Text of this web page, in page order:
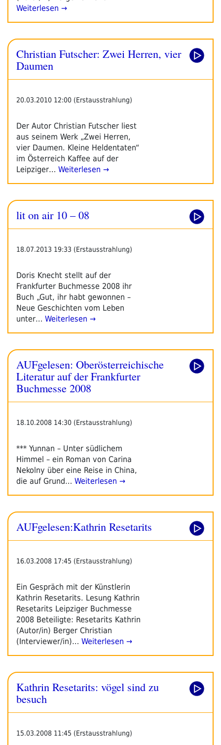
Weiterlesen →
Christian Futscher: Zwei Herren, vier
Daumen
20.03.2010 12:00 (Erstausstrahlung)
Der Autor Christian Futscher liest
aus seinem Werk „Zwei Herren,
vier Daumen. Kleine Heldentaten“
im Österreich Kaffee auf der
Leipziger… Weiterlesen →
lit on air 10 – 08
18.07.2013 19:33 (Erstausstrahlung)
Doris Knecht stellt auf der
Frankfurter Buchmesse 2008 ihr
Buch „Gut, ihr habt gewonnen –
Neue Geschichten vom Leben
unter… Weiterlesen →
AUFgelesen: Oberösterreichische
Literatur auf der Frankfurter
Buchmesse 2008
18.10.2008 14:30 (Erstausstrahlung)
*** Yunnan – Unter südlichem
Himmel – ein Roman von Carina
Nekolny über eine Reise in China,
die auf Grund… Weiterlesen →
AUFgelesen:Kathrin Resetarits
16.03.2008 17:45 (Erstausstrahlung)
Ein Gespräch mit der Künstlerin
Kathrin Resetarits. Lesung Kathrin
Resetarits Leipziger Buchmesse
2008 Beteiligte: Resetarits Kathrin
(Autor/in) Berger Christian
(Interviewer/in)… Weiterlesen →
Kathrin Resetarits: vögel sind zu
besuch
15.03.2008 11:45 (Erstausstrahlung)